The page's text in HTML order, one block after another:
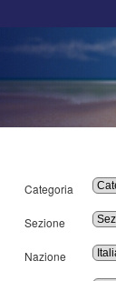
Categoria
Sezione
Nazione